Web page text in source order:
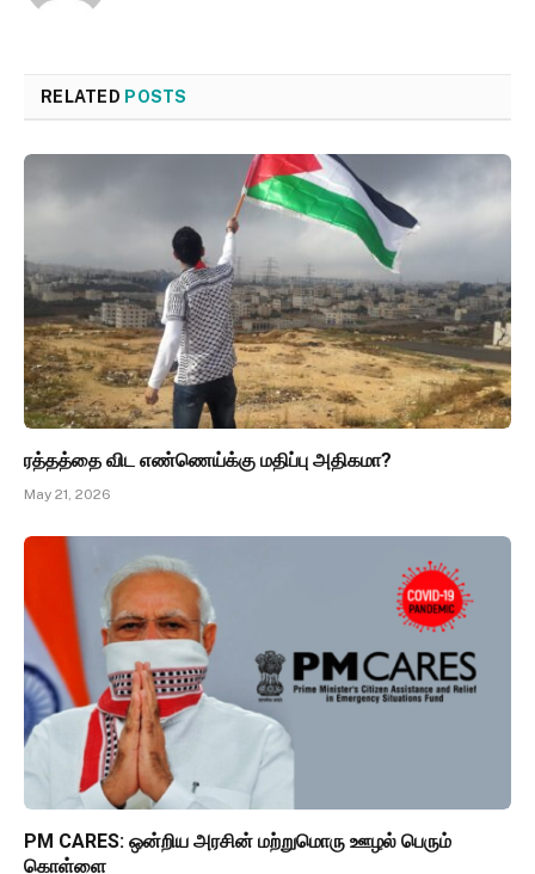
RELATED POSTS
ரத்தத்தை விட எண்ணெய்க்கு மதிப்பு அதிகமா?
May 21, 2026
PM CARES: ஒன்றிய அரசின் மற்றுமொரு ஊழல் பெரும்
கொள்ளை